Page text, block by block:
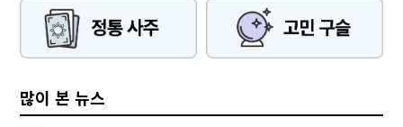
많이 본 뉴스